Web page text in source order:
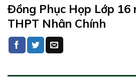
Đồng Phục Họp Lớp 16
THPT Nhân Chính